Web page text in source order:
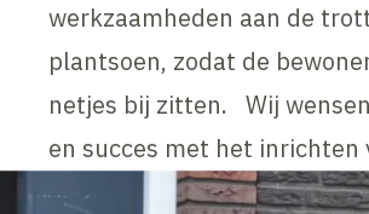
werkzaamheden aan de
plantsoen, zodat de
netjes bij zitten. Wij
en succes met het inrichten